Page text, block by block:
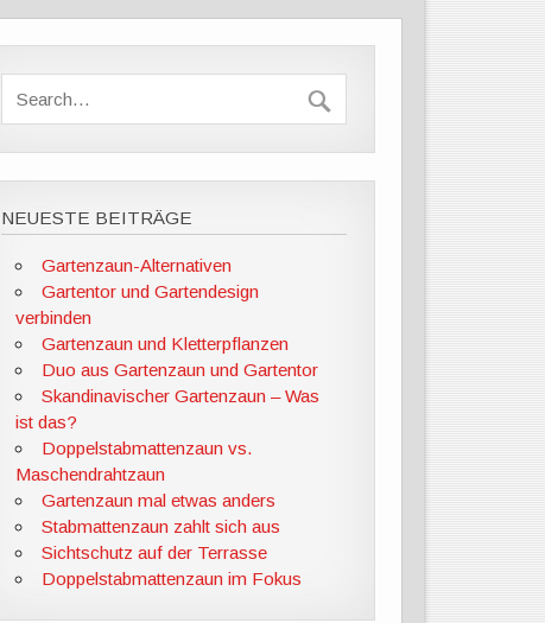
NEUESTE BEITRÄGE
Gartenzaun-Alternativen
Gartentor und Gartendesign
verbinden
Gartenzaun und Kletterpflanzen
Duo aus Gartenzaun und Gartentor
Skandinavischer Gartenzaun – Was
ist das?
Doppelstabmattenzaun vs.
Maschendrahtzaun
Gartenzaun mal etwas anders
Stabmattenzaun zahlt sich aus
Sichtschutz auf der Terrasse
Doppelstabmattenzaun im Fokus